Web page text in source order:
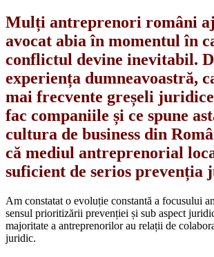
Mulți antreprenori români
avocat abia în momentul în
conflictul devine inevitabil.
experiența dumneavoastră,
mai frecvente greșeli
fac companiile și ce spune
cultura de business din
că mediul antreprenorial
suficient de serios prevenția
Am constatat o evoluție constantă a focusului
sensul prioritizării prevenției și sub aspect
majoritate a antreprenorilor au relații de
juridic.